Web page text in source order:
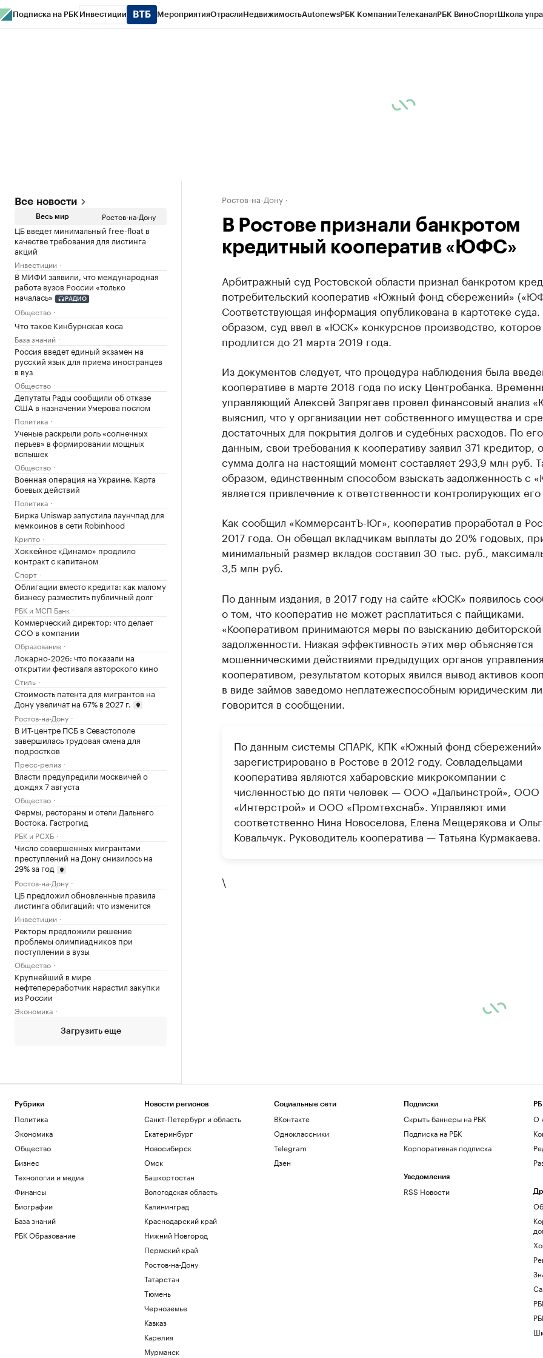
Подписка на РБК Инвестиции МероприятияОтраслиНедвижимостьAutonewsРБК КомпанииТелеканалРБК ВиноСпортШкола
Все новости
Весь мир Ростов-на-Дону
ЦБ введет минимальный free-float в
качестве требования для листинга
акций
Инвестиции
В МИФИ заявили, что международная
работа вузов России «только
началась»
РАДИО
Общество
Что такое Кинбурнская коса
База знаний
Россия введет единый экзамен на
русский язык для приема иностранцев
в вуз
Общество
Депутаты Рады сообщили об отказе
США в назначении Умерова послом
Политика
Ученые раскрыли роль «солнечных
перьев» в формировании мощных
вспышек
Общество
Военная операция на Украине. Карта
боевых действий
Политика
Биржа Uniswap запустила лаунчпад для
мемкоинов в сети Robinhood
Крипто
Хоккейное «Динамо» продлило
контракт с капитаном
Спорт
Облигации вместо кредита: как малому
бизнесу разместить публичный долг
РБК и МСП Банк
Коммерческий директор: что делает
CCO в компании
Образование
Локарно-2026: что показали на
открытии фестиваля авторского кино
Стиль
Стоимость патента для мигрантов на
Дону увеличат на 67% в 2027 г.
Ростов-на-Дону
В ИТ-центре ПСБ в Севастополе
завершилась трудовая смена для
подростков
Пресс-релиз
Власти предупредили москвичей о
дождях 7 августа
Общество
Фермы, рестораны и отели Дальнего
Востока. Гастрогид
РБК и РСХБ
Число совершенных мигрантами
преступлений на Дону снизилось на
29% за год
Ростов-на-Дону
ЦБ предложил обновленные правила
листинга облигаций: что изменится
Инвестиции
Ректоры предложили решение
проблемы олимпиадников при
поступлении в вузы
Общество
Крупнейший в мире
нефтепереработчик нарастил закупки
из России
Экономика
Загрузить еще
Ростов-на-Дону
В Ростове признали банкротом
кредитный кооператив «ЮФС»
Арбитражный суд Ростовской области признал банкротом
потребительский кооператив «Южный фонд сбережений»
Соответствующая информация опубликована в картотеке
образом, суд ввел в «ЮСК» конкурсное производство, которое
продлится до 21 марта 2019 года.
Из документов следует, что процедура наблюдения была
кооперативе в марте 2018 года по иску Центробанка.
управляющий Алексей Запрягаев провел финансовый анализ
выяснил, что у организации нет собственного имущества и
достаточных для покрытия долгов и судебных расходов. По его
данным, свои требования к кооперативу заявил 371 кредитор,
сумма долга на настоящий момент составляет 293,9 млн руб.
образом, единственным способом взыскать задолженность с
является привлечение к ответственности контролирующих
Как сообщил «КоммерсантЪ-Юг», кооператив проработал в
2017 года. Он обещал вкладчикам выплаты до 20% годовых,
минимальный размер вкладов составил 30 тыс. руб.,
3,5 млн руб.
По данным издания, в 2017 году на сайте «ЮСК» появилось
о том, что кооператив не может расплатиться с пайщиками.
«Кооперативом принимаются меры по взысканию дебиторской
задолженности. Низкая эффективность этих мер объясняется
мошенническими действиями предыдущих органов
кооперативом, результатом которых явился вывод активов
в виде займов заведомо неплатежеспособным юридическим
говорится в сообщении.
По данным системы СПАРК, КПК «Южный фонд
зарегистрировано в Ростове в 2012 году. Совладельцами
кооператива являются хабаровские микрокомпании с
численностью до пяти человек — ООО «Дальинстрой», ООО
«Интерстрой» и ООО «Промтехснаб». Управляют ими
соответственно Нина Новоселова, Елена Мещерякова и
Ковальчук. Руководитель кооператива — Татьяна Курмакаева.
\
Рубрики
Политика
Экономика
Общество
Бизнес
Технологии и медиа
Финансы
Биографии
База знаний
РБК Образование
Новости регионов
Санкт-Петербург и область
Екатеринбург
Новосибирск
Омск
Башкортостан
Вологодская область
Калининград
Краснодарский край
Нижний Новгород
Пермский край
Ростов-на-Дону
Татарстан
Тюмень
Черноземье
Кавказ
Карелия
Мурманск
Социальные сети
ВКонтакте
Одноклассники
Telegram
Дзен
Подписки
Скрыть баннеры на РБК
Подписка на РБК
Корпоративная подписка
Уведомления
RSS Новости
О